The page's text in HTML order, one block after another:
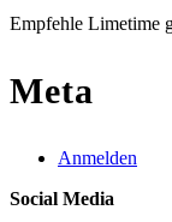
Empfehle Limetime
Meta
Anmelden
Social Media